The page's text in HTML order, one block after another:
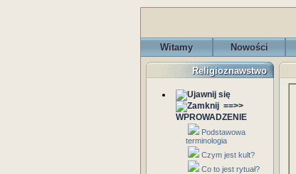
Witamy Nowości
Religioznawstwo
==>>
WPROWADZENIE
Podstawowa
terminologia
Czym jest kult?
Co to jest rytuał?